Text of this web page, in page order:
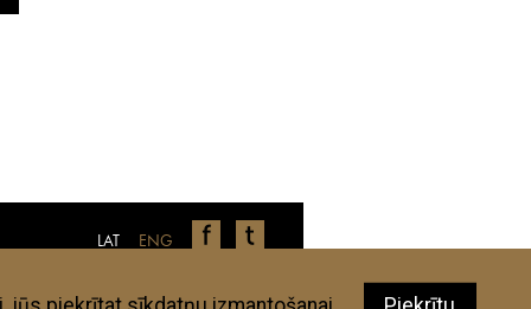
ENG
LAT
restorāni, veikali u.c., ir autoru